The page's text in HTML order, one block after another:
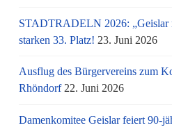
STADTRADELN 2026: „Geislar
starken 33. Platz! 23. Juni 2026
Ausflug des Bürgervereins zum
Rhöndorf 22. Juni 2026
Damenkomitee Geislar feiert 90-